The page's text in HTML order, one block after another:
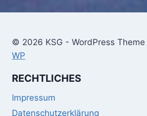
© 2026 KSG - WordPress Theme
WP
RECHTLICHES
Impressum
Datenschutzerklärung